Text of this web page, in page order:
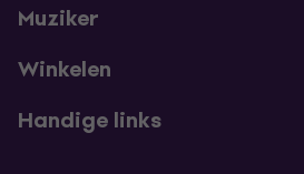
Muziker
Winkelen
Handige links